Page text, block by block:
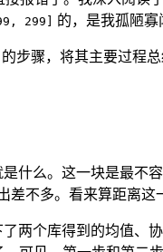
299] 的，是我孤陋寡
步骤，将其主要过程总
什么。这一块是最不
差不多。看来算距离这
两个库得到的均值、